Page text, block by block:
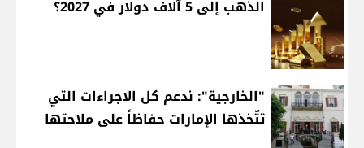
الذهب إلى 5 آلاف دولار في 2027؟
"الخارجية": ندعم كل الاجراءات التي
تتّخذها الإمارات حفاظاً على ملاحتها